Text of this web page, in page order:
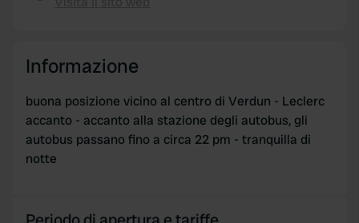
Informazione
buona posizione vicino al centro di Verdun - Leclerc
accanto - accanto alla stazione degli autobus, gli
autobus passano fino a circa 22 pm - tranquilla di
notte